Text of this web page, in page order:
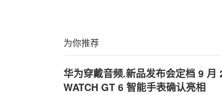
为你推荐
华为穿戴音频.新品发布会定档 9 月
WATCH GT 6 智能手表确认亮相